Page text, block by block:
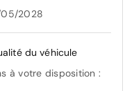
05/2028
du véhicule
à votre disposition :